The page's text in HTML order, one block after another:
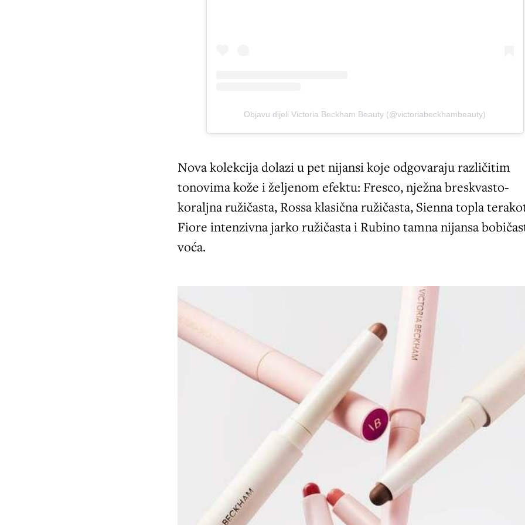
Objavu dijeli Victoria Beckham Beauty (@victoriabeckhambeauty)
Nova kolekcija dolazi u pet nijansi koje odgovaraju različitim
tonovima kože i željenom efektu: Fresco, nježna breskvasto-
koraljna ružičasta, Rossa klasična ružičasta, Sienna topla
Fiore intenzivna jarko ružičasta i Rubino tamna nijansa
voća.